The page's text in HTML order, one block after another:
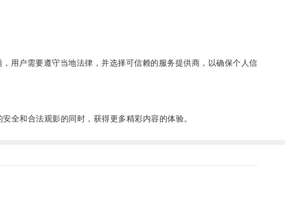
户需要遵守当地法律，并选择可信赖的服务提供商，以确保个人信
和合法观影的同时，获得更多精彩内容的体验。